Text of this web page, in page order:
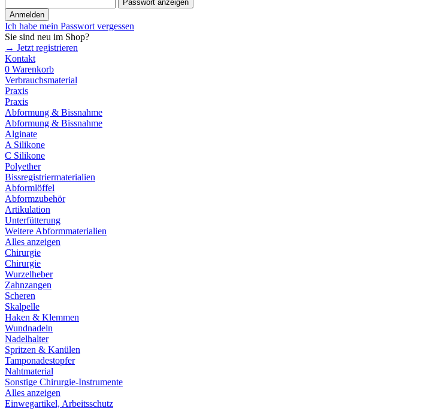
Passwort anzeigen
Anmelden
Ich habe mein Passwort vergessen
Sie sind neu im Shop?
→ Jetzt registrieren
Kontakt
0 Warenkorb
Verbrauchsmaterial
Praxis
Praxis
Abformung & Bissnahme
Abformung & Bissnahme
Alginate
A Silikone
C Silikone
Polyether
Bissregistriermaterialien
Abformlöffel
Abformzubehör
Artikulation
Unterfütterung
Weitere Abformmaterialien
Alles anzeigen
Chirurgie
Chirurgie
Wurzelheber
Zahnzangen
Scheren
Skalpelle
Haken & Klemmen
Wundnadeln
Nadelhalter
Spritzen & Kanülen
Tamponadestopfer
Nahtmaterial
Sonstige Chirurgie-Instrumente
Alles anzeigen
Einwegartikel, Arbeitsschutz